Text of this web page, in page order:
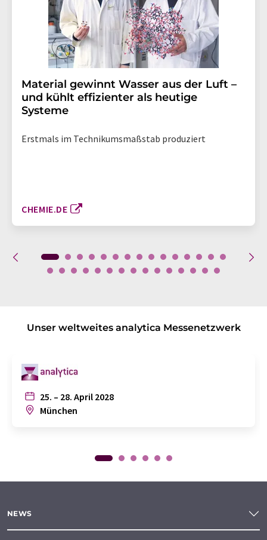
Material gewinnt Wasser aus der Luft –
und kühlt effizienter als heutige
Systeme
Erstmals im Technikumsmaßstab produziert
CHEMIE.DE
Unser weltweites analytica Messenetzwerk
25. – 28. April 2028
München
NEWS